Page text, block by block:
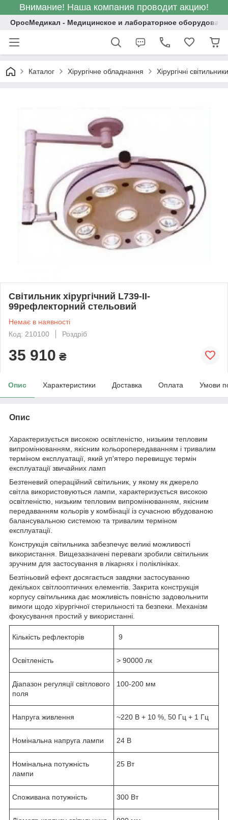
Внимание! Наша компания проводит акцию!
ОросМедикал - Медицинское и лабораторное
Каталог Хірургічне обладнання Хірургічні світильники
Світильник хірургічний L739-II-
99рефлекторний стельовий
Немає в наявності
Код: 210100
Роздріб
35 910 ₴
Опис Характеристики Доставка Оплата Умови
Опис
Характеризується високою освітленістю, низьким тепловим
випромінюванням, якісним кольоропередаванням і тривалим
терміном експлуатації, який уп'ятеро перевищує термін
експлуатації звичайних ламп
Безтеневий операційний світильник, у якому як джерело
світла використовуються лампи, характеризується високою
освітленістю, низьким тепловим випромінюванням, якісним
передаванням кольорів у комбінації із сучасною вбудованою
балансувальною системою та тривалим терміном
експлуатації.
Конструкція світильника забезпечує великі можливості
використання. Вищезазначені переваги зробили світильник
зручним для застосування в лікарнях і поліклініках.
Безтіньовий ефект досягається завдяки застосуванню
декількох світлооптичних елементів. Закрита конструкція
корпусу світильника дає можливість повністю задовольнити
вимоги щодо хірургічної стерильності та безпеки. Механізм
фокусування простий у використанні.
Кількість рефлекторів 9
Освітленість > 90000 лк
Діапазон регуляції світлового
поля
100-200 мм
Напруга живлення ~220 В + 10 %, 50 Гц + 1 Гц
Номінальна напруга лампи 24 В
Номінальна потужність
лампи
25 Вт
Споживана потужність 300 Вт